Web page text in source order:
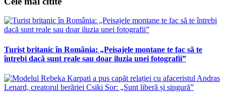
Turist britanic în România: „Peisajele montane te fac să te
întrebi dacă sunt reale sau doar iluzia unei fotografii”